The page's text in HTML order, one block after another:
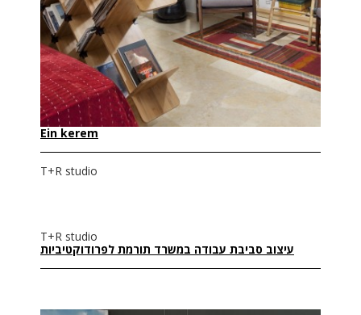
T+R studio
Ein kerem
T+R studio
עיצוב סביבת עבודה במשרד תורמת לפרודוקטיביות